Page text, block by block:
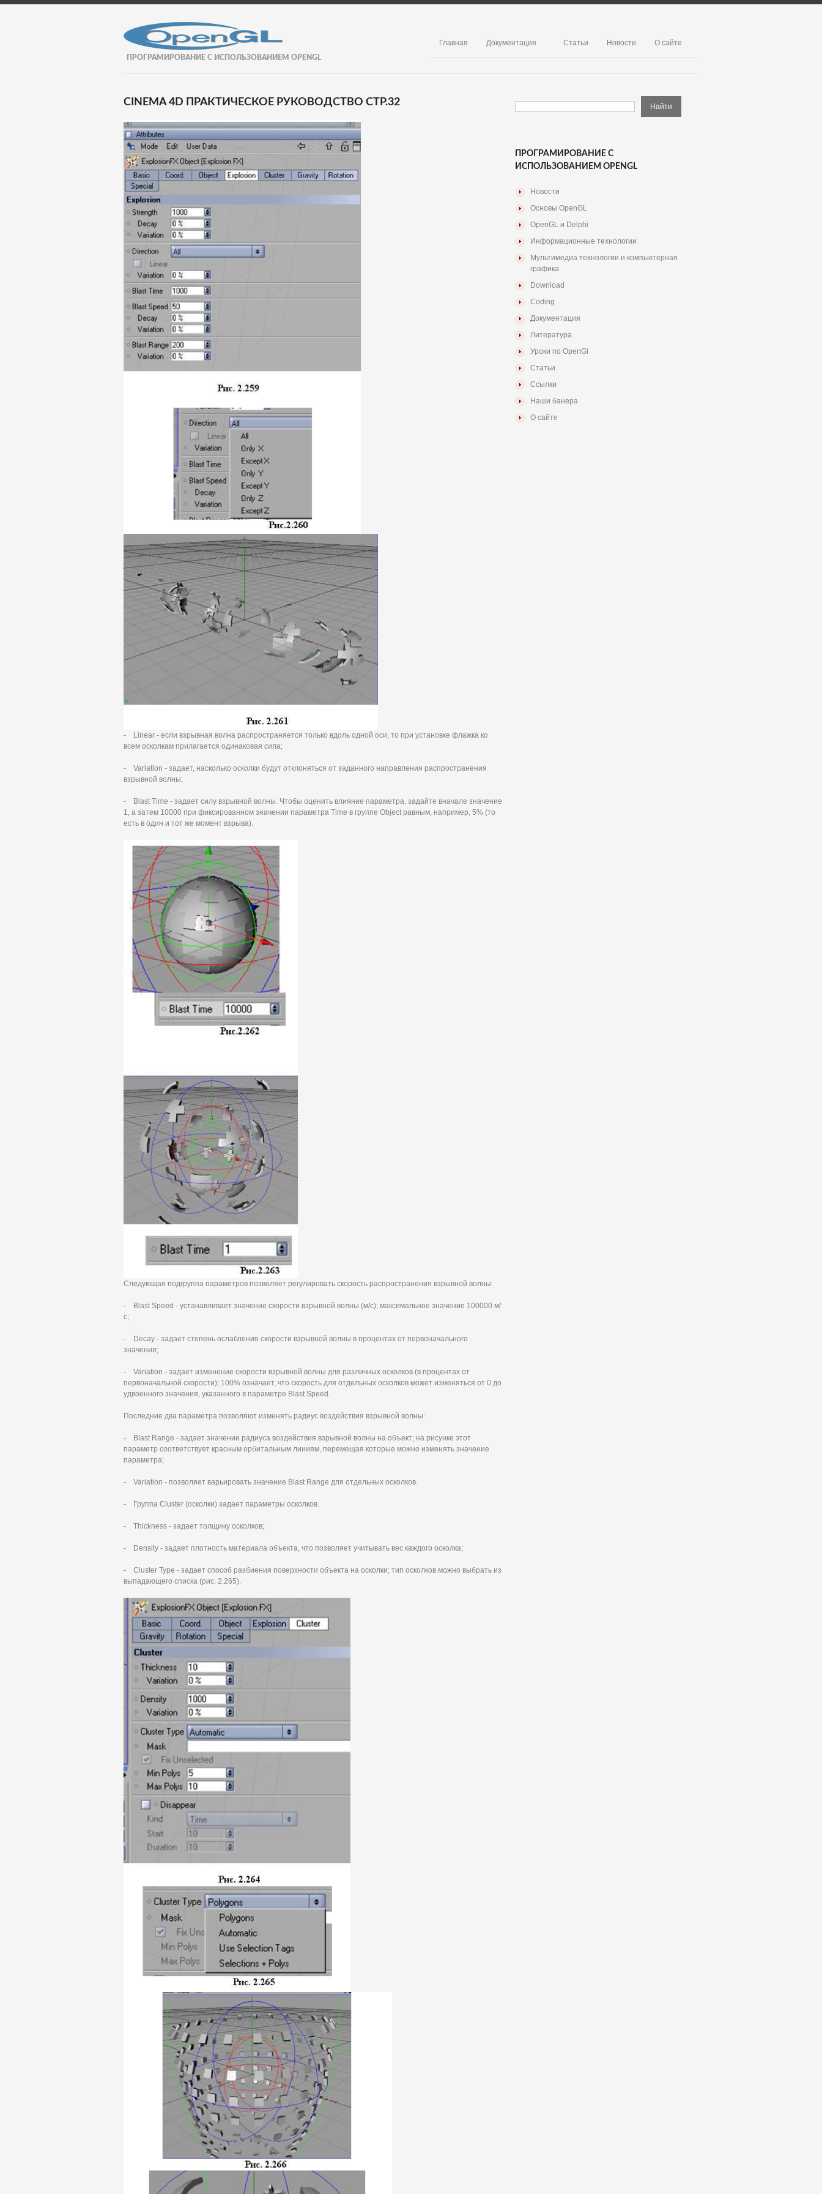
ПРОГРАМИРОВАНИЕ С ИСПОЛЬЗОВАНИЕМ OPENGL
Главная Документация Статьи Новости О сайте
CINEMA 4D ПРАКТИЧЕСКОЕ РУКОВОДСТВО СТР.32
- Linear - если взрывная волна распространяется только вдоль одной оси, то при установке флажка ко
всем осколкам прилагается одинаковая сила;
- Variation - задает, насколько осколки будут отклоняться от заданного направления распространения
взрывной волны;
- Blast Time - задает силу взрывной волны. Чтобы оценить влияние параметра, задайте вначале значение
1, а затем 10000 при фиксированном значении параметра Time в группе Object равным, например, 5% (то
есть в один и тот же момент взрыва).
Следующая подгруппа параметров позволяет регулировать скорость распространения взрывной волны:
- Blast Speed - устанавливает значение скорости взрывной волны (м/с); максимальное значение 100000 м/
с;
- Decay - задает степень ослабления скорости взрывной волны в процентах от первоначального
значения;
- Variation - задает изменение скорости взрывной волны для различных осколков (в процентах от
первоначальной скорости); 100% означает, что скорость для отдельных осколков может изменяться от 0 до
удвоенного значения, указанного в параметре Blast Speed.
Последние два параметра позволяют изменять радиус воздействия взрывной волны:
- Blast Range - задает значение радиуса воздействия взрывной волны на объект; на рисунке этот
параметр соответствует красным орбитальным линиям, перемещая которые можно изменять значение
параметра;
- Variation - позволяет варьировать значение Blast Range для отдельных осколков.
- Группа Cluster (осколки) задает параметры осколков.
- Thickness - задает толщину осколков;
- Density - задает плотность материала объекта, что позволяет учитывать вес каждого осколка;
- Cluster Туре - задает способ разбиения поверхности объекта на осколки; тип осколков можно выбрать из
выпадающего списка (рис. 2.265).
ПРОГРАМИРОВАНИЕ С
ИСПОЛЬЗОВАНИЕМ OPENGL
Новости
Основы OpenGL
OpenGL и Delphi
Информационные технологии
Мультимедиа технологии и компьютерная
графика
Download
Coding
Документация
Литература
Уроки по OpenGl
Статьи
Ссылки
Наши банера
О сайте